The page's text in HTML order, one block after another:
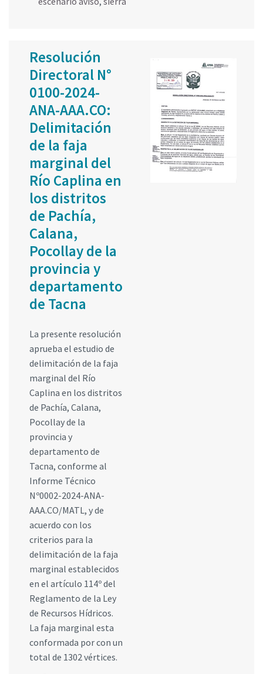
Resolución
Directoral N°
0100-2024-
ANA-AAA.CO:
Delimitación
de la faja
marginal del
Río Caplina en
los distritos
de Pachía,
Calana,
Pocollay de la
provincia y
departamento
de Tacna
La presente resolución
aprueba el estudio de
delimitación de la faja
marginal del Río
Caplina en los distritos
de Pachía, Calana,
Pocollay de la
provincia y
departamento de
Tacna, conforme al
Informe Técnico
Nº0002-2024-ANA-
AAA.CO/MATL, y de
acuerdo con los
criterios para la
delimitación de la faja
marginal establecidos
en el artículo 114º del
Reglamento de la Ley
de Recursos Hídricos.
La faja marginal esta
conformada por con un
total de 1302 vértices.